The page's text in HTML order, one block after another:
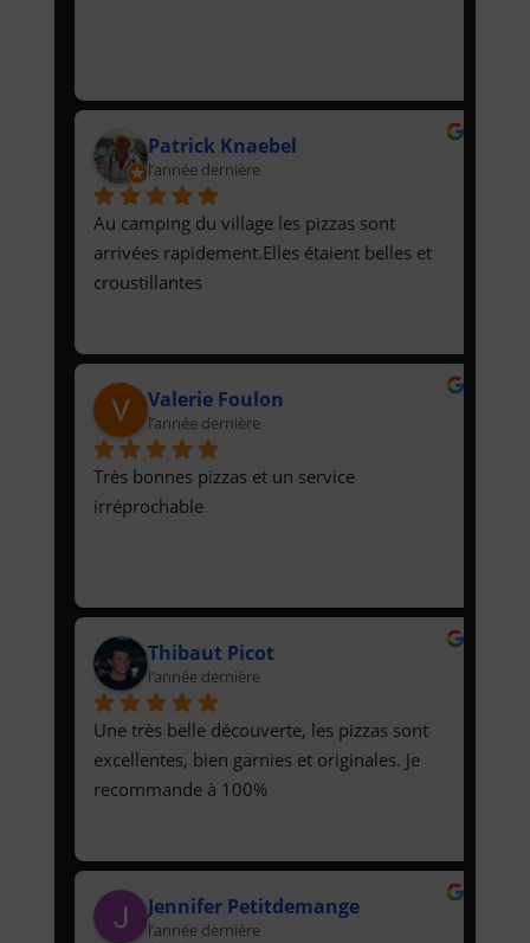
Patrick Knaebel
l’année dernière
Au camping du village les pizzas sont
arrivées rapidement.Elles étaient belles et
croustillantes
Valerie Foulon
l’année dernière
Très bonnes pizzas et un service
irréprochable
Thibaut Picot
l’année dernière
Une très belle découverte, les pizzas sont
excellentes, bien garnies et originales. Je
recommande à 100%
Jennifer Petitdemange
l’année dernière